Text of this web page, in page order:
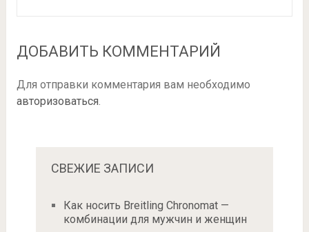
ДОБАВИТЬ КОММЕНТАРИЙ
Для отправки комментария вам необходимо
авторизоваться
СВЕЖИЕ ЗАПИСИ
Как носить Breitling Chronomat —
комбинации для мужчин и женщин